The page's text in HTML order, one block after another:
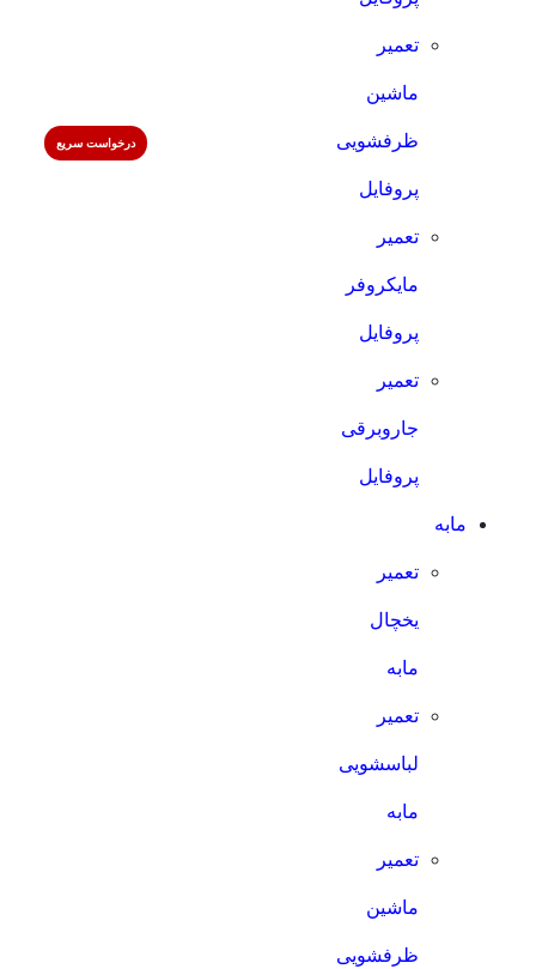
تعمیر
ماشین
ظرفشویی
پروفایل
تعمیر
مایکروفر
پروفایل
تعمیر
جاروبرقی
پروفایل
مابه
تعمیر
یخچال
مابه
تعمیر
لباسشویی
مابه
تعمیر
ماشین
ظرفشویی
درخواست سریع